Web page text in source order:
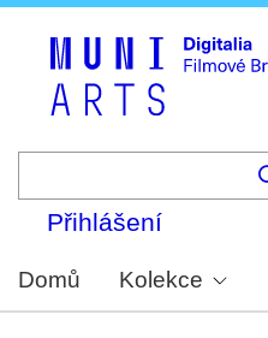
Přihlášení
Domů Kolekce